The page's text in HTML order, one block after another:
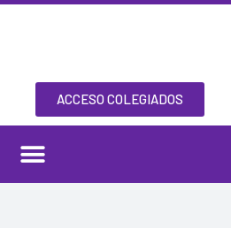
ACCESO COLEGIADOS